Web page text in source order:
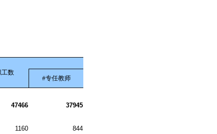
工数
#专任教师
47466 37945
1160
844